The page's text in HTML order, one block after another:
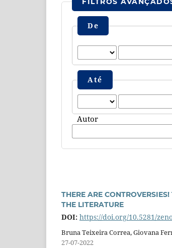
De
Até
Autor
THERE ARE
THE LITERATURE
DOI: https://doi.org/10.5281/
Bruna Teixeira Correa, Giovana
27-07-2022